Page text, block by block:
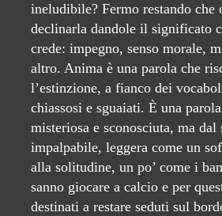
ineludibile? Fermo restando che
declinarla dandole il significato
crede: impegno, senso morale,
altro. Anima è una parola che
l’estinzione, a fianco dei
chiassosi e sguaiati. È una
misteriosa e sconosciuta, ma dal
impalpabile, leggera come un
alla solitudine, un po’ come i
sanno giocare a calcio e per
destinati a restare seduti sul